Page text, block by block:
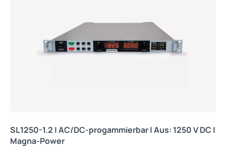
SL1250-1.2 | AC/DC-progammierbar | Aus: 1250 V DC |
Magna-Power